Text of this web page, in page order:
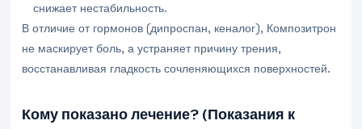
снижает нестабильность.
В отличие от гормонов (дипроспан, кеналог), Композитрон
не маскирует боль, а устраняет причину трения,
восстанавливая гладкость сочленяющихся поверхностей.
Кому показано лечение? (Показания к